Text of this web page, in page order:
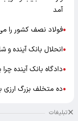
آمد
●فولاد نصف کشور را
●انحلال بانک آینده
●دادگاه بانک آینده
●ده متخلف بزرگ ارزی
تبلیغات